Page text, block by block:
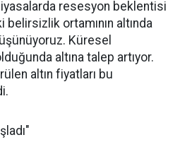
resesyon beklentisi
ortamının altında
Küresel
altına talep artıyor.
altın fiyatları bu